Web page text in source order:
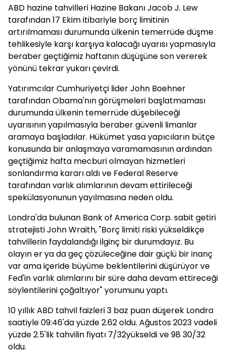
ABD hazine tahvilleri Hazine Bakanı Jacob J. Lew
tarafından 17 Ekim itibariyle borç limitinin
artırılmaması durumunda ülkenin temerrüde düşme
tehlikesiyle karşı karşıya kalacağı uyarısı yapmasıyla
beraber geçtiğimiz haftanın düşüşüne son vererek
yönünü tekrar yukarı çevirdi.
Yatırımcılar Cumhuriyetçi lider John Boehner
tarafından Obama'nın görüşmeleri başlatmaması
durumunda ülkenin temerrüde düşebileceği
uyarısının yapılmasıyla beraber güvenli limanlar
aramaya başladılar. Hükümet yasa yapıcıların bütçe
konusunda bir anlaşmaya varamamasının ardından
geçtiğimiz hafta mecburi olmayan hizmetleri
sonlandırma kararı aldı ve Federal Reserve
tarafından varlık alımlarının devam ettirileceği
spekülasyonunun yayılmasına neden oldu.
Londra'da bulunan Bank of America Corp. sabit getiri
stratejisti John Wraith, "Borç limiti riski yükseldikçe
tahvillerin faydalandığı ilginç bir durumdayız. Bu
olayın er ya da geç çözüleceğine dair güçlü bir inanç
var ama içeride büyüme beklentilerini düşürüyor ve
Fed'in varlık alımlarını bir süre daha devam ettireceği
söylentilerini çoğaltıyor" yorumunu yaptı.
10 yıllık ABD tahvil faizleri 3 baz puan düşerek Londra
saatiyle 09:46'da yüzde 2.62 oldu. Ağustos 2023 vadeli
yüzde 2.5'lik tahvilin fiyatı 7/32yükseldi ve 98 30/32
oldu.